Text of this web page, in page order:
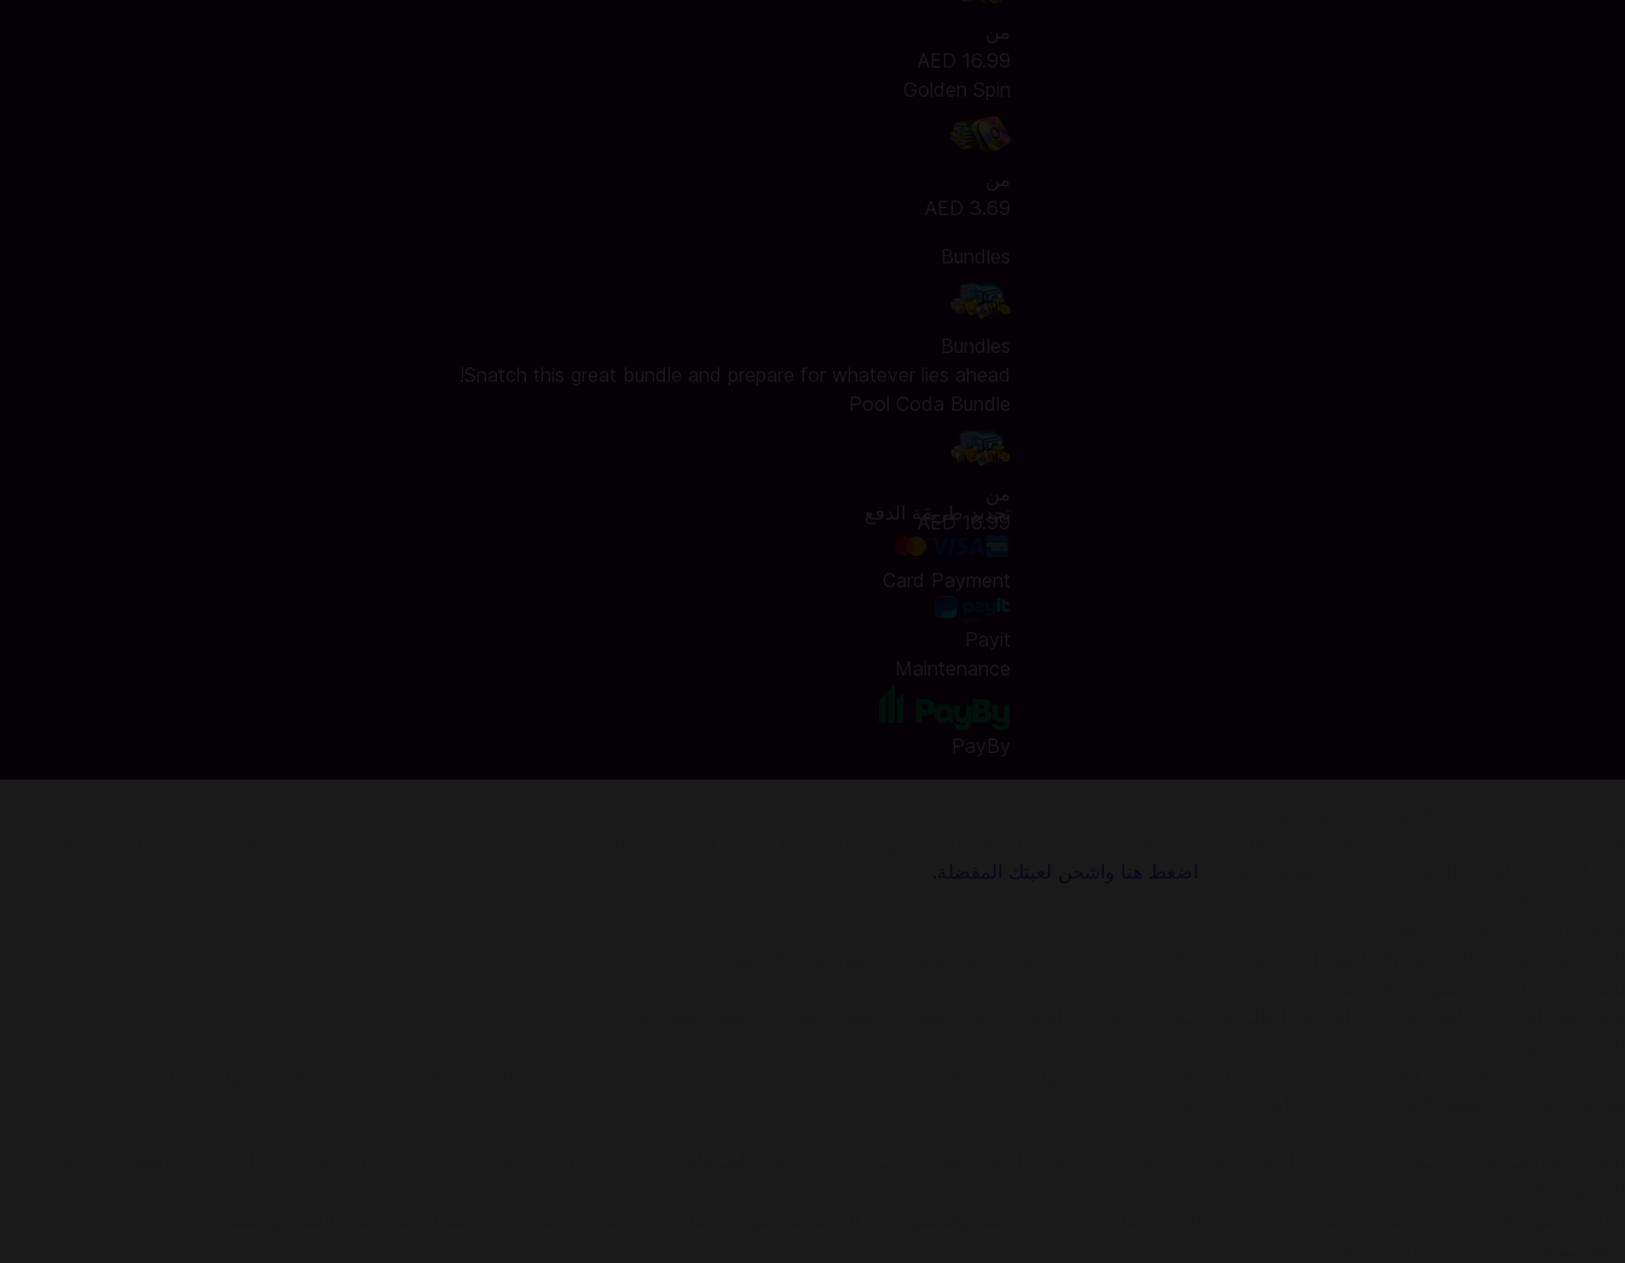
من
AED 16.99
Golden Spin
من
AED 3.69
Bundles
Bundles
Snatch this great bundle and prepare for whatever lies ahead!
Pool Coda Bundle
من
AED 16.99
تحديد طريقة الدفع
Card Payment
Payit
Maintenance
PayBy